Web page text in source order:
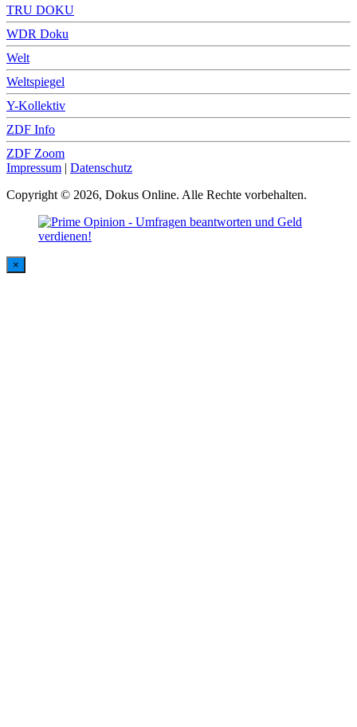
TRU DOKU
WDR Doku
Welt
Weltspiegel
Y-Kollektiv
ZDF Info
ZDF Zoom
Impressum | Datenschutz
Copyright © 2026, Dokus Online. Alle Rechte vorbehalten.
×